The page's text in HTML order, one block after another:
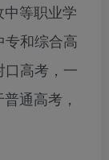
等职业学
和综合高
口高考，一
通高考，